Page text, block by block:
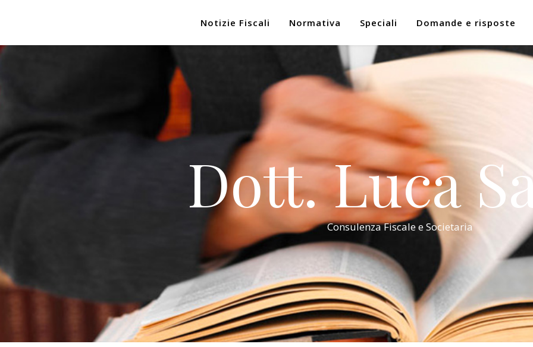
Notizie Fiscali Normativa Speciali Domande e risposte
Dott. Luca
Consulenza Fiscale e Societaria